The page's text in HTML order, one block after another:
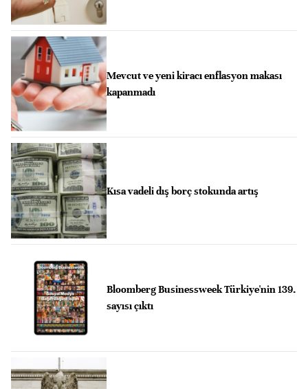
Mevcut ve yeni kiracı enflasyon makası
kapanmadı
Kısa vadeli dış borç stokunda artış
Bloomberg Businessweek Türkiye'nin 139.
sayısı çıktı